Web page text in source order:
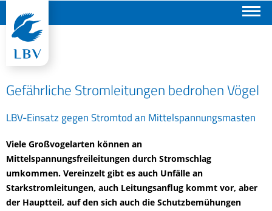
Gefährliche Stromleitungen bedrohen Vögel
LBV-Einsatz gegen Stromtod an Mittelspannungsmasten
Viele Großvogelarten können an
Mittelspannungsfreileitungen durch Stromschlag
umkommen. Vereinzelt gibt es auch Unfälle an
Starkstromleitungen, auch Leitungsanflug kommt vor, aber
der Hauptteil, auf den sich auch die Schutzbemühungen